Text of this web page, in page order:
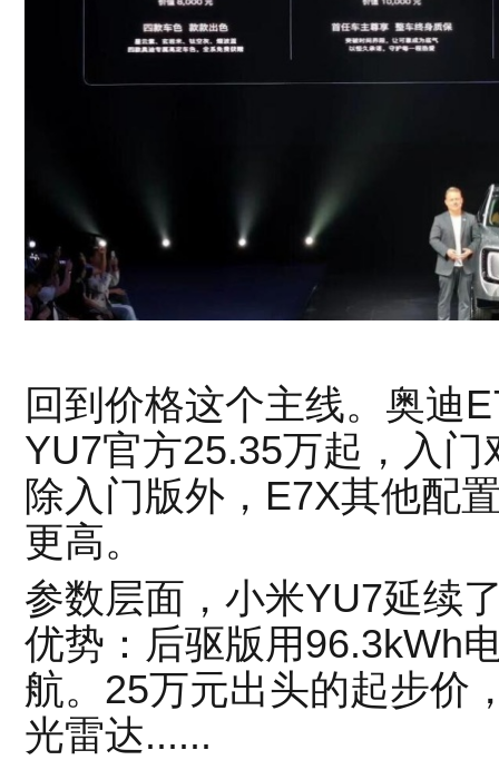
回到价格这个主线。奥迪
YU7官方25.35万起，入
除入门版外，E7X其他配
更高。
参数层面，小米YU7延续
优势：后驱版用96.3kWh
航。25万元出头的起步价
光雷达......